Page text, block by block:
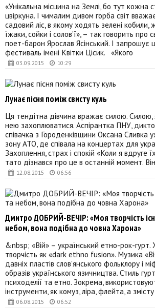
03.09.2015 10:29
«Унікальна місцина на Землі, бо тут кожна
цвіркуна. І чималим дивом горба світ
садовий ліс, в якому ходять зелені кобили,
їжаки, сойки і солов’ї», – так говорить про
поет-барон Ярослав Ясінський. І запрошує
фестиваль імені Квітки Цісик. «Якого
12.08.2015 06:56
Лунає пісня поміж свисту куль
Ця тендітна дівчина вражає силою. Силою,
нею захоплюватися. Аспірантка ПНУ,
співачка з Городенківщини Оксана Сливка
зону АТО, де співала на концертах для
Захоплення, страх і спокій «Коли я вдруге
тато дізнався про це в останній момент.
06.08.2015 06:52
Дмитро ДОБРИЙ-ВЕЧІР: «Моя творчість
небом, вона подібна до човна Харона»
&nbsp; «Вій» – український етно-рок-
творчість як «dark ethno fusion». Музика
давніх пластів слов'янського фольклору і
образів українського язичництва. Стиль
психоделії та етно. Зокрема,
інструменти, як комуз, ліра, флейта, а змісту